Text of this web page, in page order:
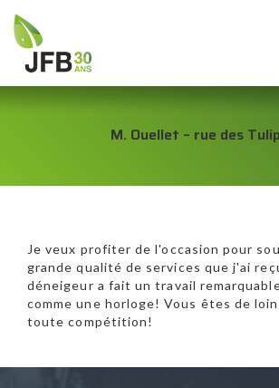
M. Ouellet – rue des
Je veux profiter de l'occasion pour
grande qualité de services que j'ai
déneigeur a fait un travail
comme une horloge! Vous êtes de
toute compétition!